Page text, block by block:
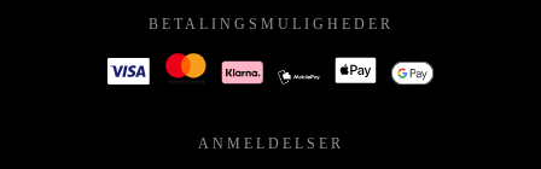
BETALINGSMULIGHEDER
ANMELDELSER